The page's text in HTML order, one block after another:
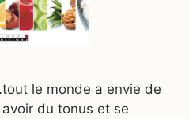
le monde a envie de
du tonus et se